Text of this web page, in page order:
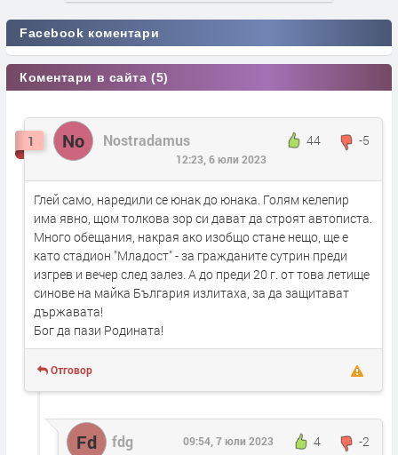
Facebook коментари
Коментари в сайта (5)
1 No Nostradamus 44 -5
12:23, 6 юли 2023
Глей само, наредили се юнак до юнака. Голям келепир
има явно, щом толкова зор си дават да строят автописта.
Много обещания, накрая ако изобщо стане нещо, ще е
като стадион "Младост" - за гражданите сутрин преди
изгрев и вечер след залез. А до преди 20 г. от това летище
синове на майка България излитаха, за да защитават
държавата!
Бог да пази Родината!
Отговор
Fd fdg 4 -2
09:54, 7 юли 2023